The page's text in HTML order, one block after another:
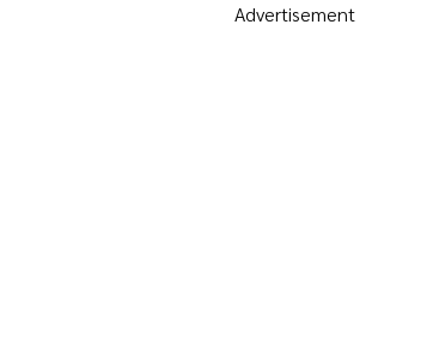
Advertisement